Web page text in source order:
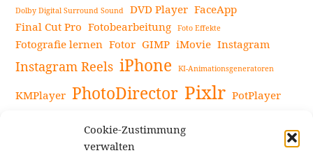
Cookie-Zustimmung
verwalten
Dolby Digital Surround Sound DVD Player FaceApp
Final Cut Pro Fotobearbeitung Foto Effekte
Fotografie lernen Fotor GIMP iMovie Instagram
Instagram Reels iPhone KI-Animationsgeneratoren
KMPlayer PhotoDirector Pixlr PotPlayer
Snapseed